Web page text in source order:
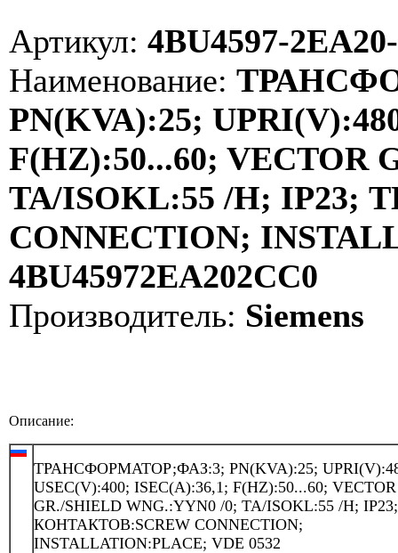
Артикул: 4BU4597-
Наименование:
PN(KVA):25;
F(HZ):50...60; VECTOR
TA/ISOKL:55 /H;
CONNECTION;
4BU45972EA202CC0
Производитель: Siemens
Описание:
ТРАНСФОРМАТОР;ФАЗ:3; PN(KVA):25;
USEC(V):400; ISEC(A):36,1; F(HZ):50...60; VECTOR
GR./SHIELD WNG.:YYN0 /0; TA/ISOKL:55 /H;
КОНТАКТОВ:SCREW CONNECTION;
INSTALLATION:PLACE; VDE 0532